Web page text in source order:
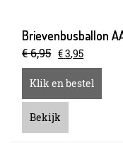
Brievenbusballon
€6,95 €3,95
Klik en bestel
Bekijk